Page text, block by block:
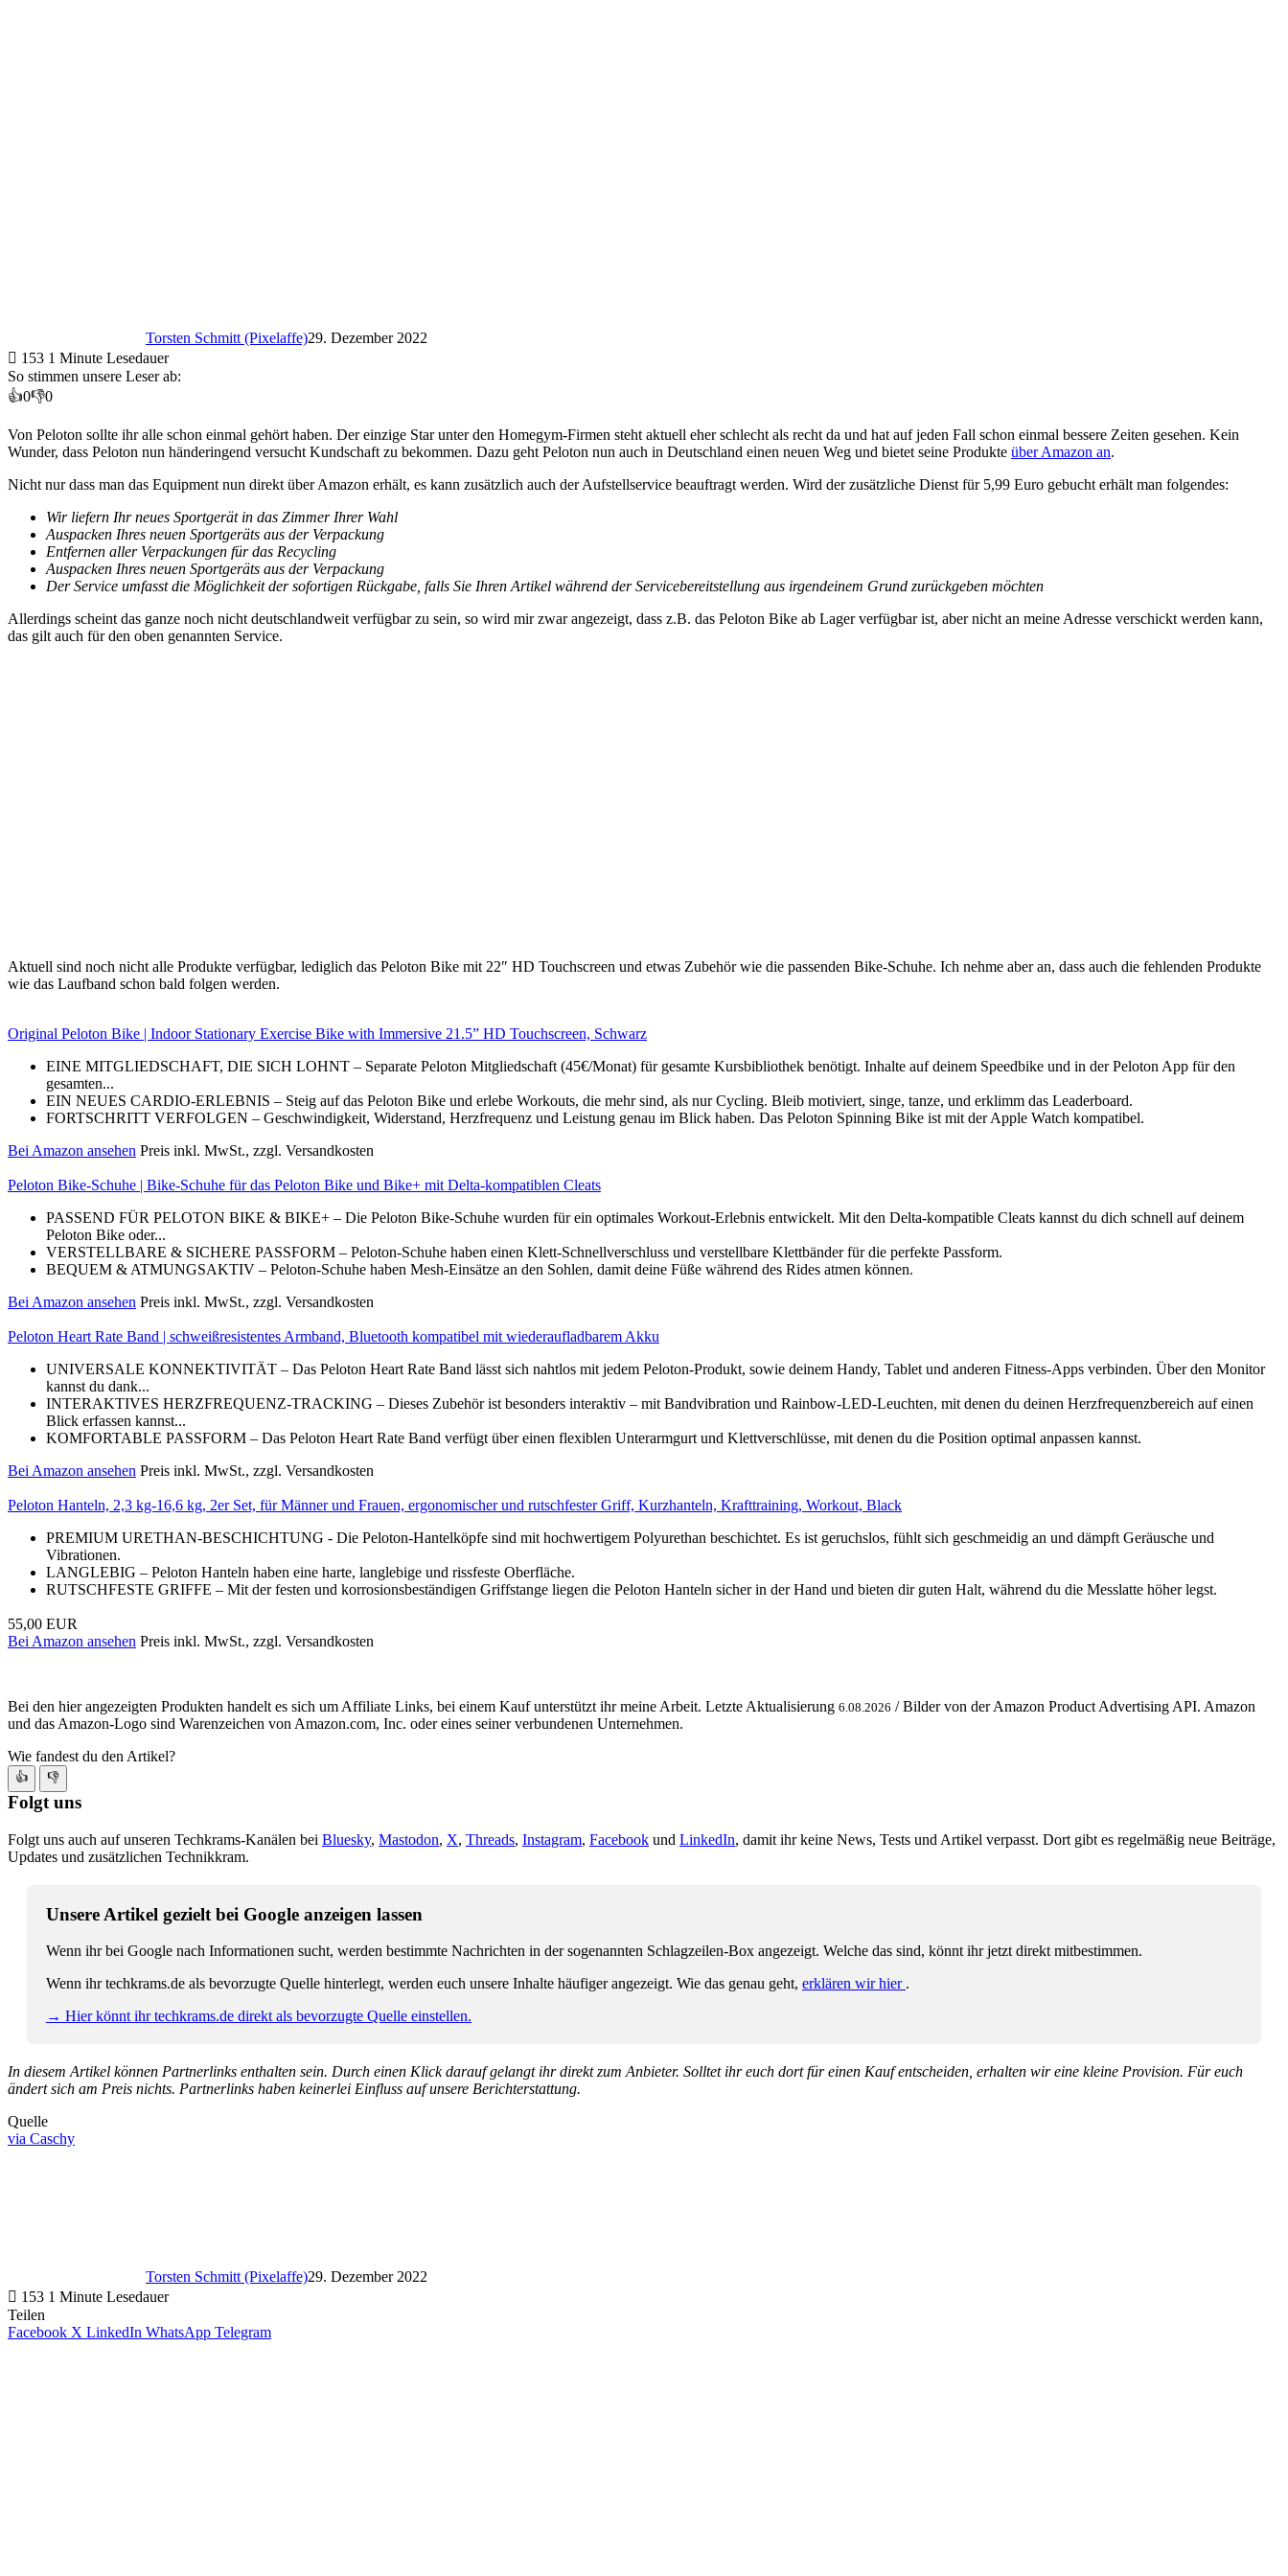
Torsten Schmitt (Pixelaffe)29. Dezember 2022
153 1 Minute Lesedauer
So stimmen unsere Leser ab:
👍0👎0
Von Peloton sollte ihr alle schon einmal gehört haben. Der einzige Star unter den Homegym-Firmen steht aktuell eher schlecht als recht da und hat auf jeden Fall schon einmal bessere Zeiten gesehen. Kein
Wunder, dass Peloton nun händeringend versucht Kundschaft zu bekommen. Dazu geht Peloton nun auch in Deutschland einen neuen Weg und bietet seine Produkte über Amazon an.
Nicht nur dass man das Equipment nun direkt über Amazon erhält, es kann zusätzlich auch der Aufstellservice beauftragt werden. Wird der zusätzliche Dienst für 5,99 Euro gebucht erhält man folgendes:
Wir liefern Ihr neues Sportgerät in das Zimmer Ihrer Wahl
Auspacken Ihres neuen Sportgeräts aus der Verpackung
Entfernen aller Verpackungen für das Recycling
Auspacken Ihres neuen Sportgeräts aus der Verpackung
Der Service umfasst die Möglichkeit der sofortigen Rückgabe, falls Sie Ihren Artikel während der Servicebereitstellung aus irgendeinem Grund zurückgeben möchten
Allerdings scheint das ganze noch nicht deutschlandweit verfügbar zu sein, so wird mir zwar angezeigt, dass z.B. das Peloton Bike ab Lager verfügbar ist, aber nicht an meine Adresse verschickt werden kann,
das gilt auch für den oben genannten Service.
Aktuell sind noch nicht alle Produkte verfügbar, lediglich das Peloton Bike mit 22″ HD Touchscreen und etwas Zubehör wie die passenden Bike-Schuhe. Ich nehme aber an, dass auch die fehlenden Produkte
wie das Laufband schon bald folgen werden.
Original Peloton Bike | Indoor Stationary Exercise Bike with Immersive 21.5” HD Touchscreen, Schwarz
EINE MITGLIEDSCHAFT, DIE SICH LOHNT – Separate Peloton Mitgliedschaft (45€/Monat) für gesamte Kursbibliothek benötigt. Inhalte auf deinem Speedbike und in der Peloton App für den
gesamten...
EIN NEUES CARDIO-ERLEBNIS – Steig auf das Peloton Bike und erlebe Workouts, die mehr sind, als nur Cycling. Bleib motiviert, singe, tanze, und erklimm das Leaderboard.
FORTSCHRITT VERFOLGEN – Geschwindigkeit, Widerstand, Herzfrequenz und Leistung genau im Blick haben. Das Peloton Spinning Bike ist mit der Apple Watch kompatibel.
Bei Amazon ansehen Preis inkl. MwSt., zzgl. Versandkosten
Peloton Bike-Schuhe | Bike-Schuhe für das Peloton Bike und Bike+ mit Delta-kompatiblen Cleats
PASSEND FÜR PELOTON BIKE & BIKE+ – Die Peloton Bike-Schuhe wurden für ein optimales Workout-Erlebnis entwickelt. Mit den Delta-kompatible Cleats kannst du dich schnell auf deinem
Peloton Bike oder...
VERSTELLBARE & SICHERE PASSFORM – Peloton-Schuhe haben einen Klett-Schnellverschluss und verstellbare Klettbänder für die perfekte Passform.
BEQUEM & ATMUNGSAKTIV – Peloton-Schuhe haben Mesh-Einsätze an den Sohlen, damit deine Füße während des Rides atmen können.
Bei Amazon ansehen Preis inkl. MwSt., zzgl. Versandkosten
Peloton Heart Rate Band | schweißresistentes Armband, Bluetooth kompatibel mit wiederaufladbarem Akku
UNIVERSALE KONNEKTIVITÄT – Das Peloton Heart Rate Band lässt sich nahtlos mit jedem Peloton-Produkt, sowie deinem Handy, Tablet und anderen Fitness-Apps verbinden. Über den Monitor
kannst du dank...
INTERAKTIVES HERZFREQUENZ-TRACKING – Dieses Zubehör ist besonders interaktiv – mit Bandvibration und Rainbow-LED-Leuchten, mit denen du deinen Herzfrequenzbereich auf einen
Blick erfassen kannst...
KOMFORTABLE PASSFORM – Das Peloton Heart Rate Band verfügt über einen flexiblen Unterarmgurt und Klettverschlüsse, mit denen du die Position optimal anpassen kannst.
Bei Amazon ansehen Preis inkl. MwSt., zzgl. Versandkosten
Peloton Hanteln, 2,3 kg-16,6 kg, 2er Set, für Männer und Frauen, ergonomischer und rutschfester Griff, Kurzhanteln, Krafttraining, Workout, Black
PREMIUM URETHAN-BESCHICHTUNG - Die Peloton-Hantelköpfe sind mit hochwertigem Polyurethan beschichtet. Es ist geruchslos, fühlt sich geschmeidig an und dämpft Geräusche und
Vibrationen.
LANGLEBIG – Peloton Hanteln haben eine harte, langlebige und rissfeste Oberfläche.
RUTSCHFESTE GRIFFE – Mit der festen und korrosionsbeständigen Griffstange liegen die Peloton Hanteln sicher in der Hand und bieten dir guten Halt, während du die Messlatte höher legst.
55,00 EUR
Bei Amazon ansehen Preis inkl. MwSt., zzgl. Versandkosten
Bei den hier angezeigten Produkten handelt es sich um Affiliate Links, bei einem Kauf unterstützt ihr meine Arbeit. Letzte Aktualisierung 6.08.2026 / Bilder von der Amazon Product Advertising API. Amazon
und das Amazon-Logo sind Warenzeichen von Amazon.com, Inc. oder eines seiner verbundenen Unternehmen.
Wie fandest du den Artikel?
👍 👎
Folgt uns
Folgt uns auch auf unseren Techkrams-Kanälen bei Bluesky, Mastodon, X, Threads, Instagram, Facebook und LinkedIn, damit ihr keine News, Tests und Artikel verpasst. Dort gibt es regelmäßig neue Beiträge,
Updates und zusätzlichen Technikkram.
Unsere Artikel gezielt bei Google anzeigen lassen
Wenn ihr bei Google nach Informationen sucht, werden bestimmte Nachrichten in der sogenannten Schlagzeilen-Box angezeigt. Welche das sind, könnt ihr jetzt direkt mitbestimmen.
Wenn ihr techkrams.de als bevorzugte Quelle hinterlegt, werden euch unsere Inhalte häufiger angezeigt. Wie das genau geht, erklären wir hier .
→ Hier könnt ihr techkrams.de direkt als bevorzugte Quelle einstellen.
In diesem Artikel können Partnerlinks enthalten sein. Durch einen Klick darauf gelangt ihr direkt zum Anbieter. Solltet ihr euch dort für einen Kauf entscheiden, erhalten wir eine kleine Provision. Für euch
ändert sich am Preis nichts. Partnerlinks haben keinerlei Einfluss auf unsere Berichterstattung.
Quelle
via Caschy
Torsten Schmitt (Pixelaffe)29. Dezember 2022
153 1 Minute Lesedauer
Teilen
Facebook X LinkedIn WhatsApp Telegram